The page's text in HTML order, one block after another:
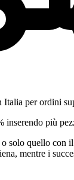
Italia per ordini
inserendo più
solo quello con
mentre i